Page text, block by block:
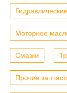
Моторное
Смазки
Прочие